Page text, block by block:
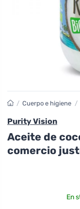
/ Cuerpo e higiene /
Purity Vision
Aceite de
comercio
En